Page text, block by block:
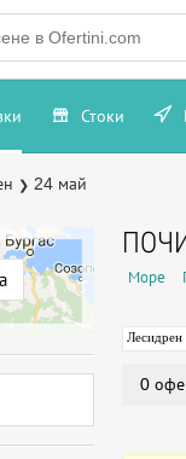
Стоки
❯ 24 май
Море
Лесидрен
0